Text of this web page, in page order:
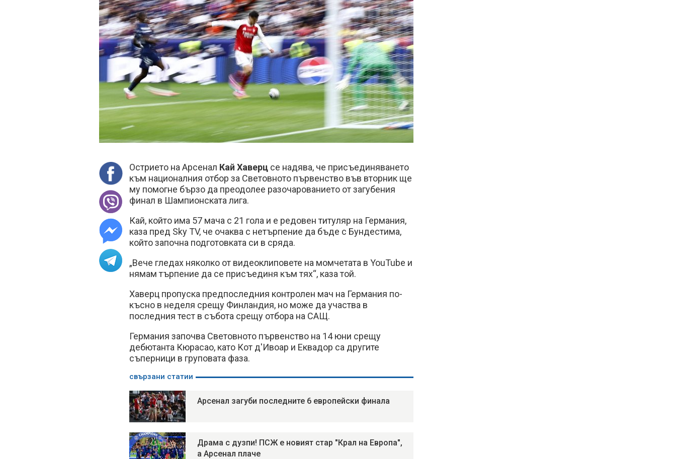
Острието на Арсенал Кай Хаверц се надява, че присъединяването
към националния отбор за Световното първенство във вторник ще
му помогне бързо да преодолее разочарованието от загубения
финал в Шампионската лига.
Кай, който има 57 мача с 21 гола и е редовен титуляр на Германия,
каза пред Sky TV, че очаква с нетърпение да бъде с Бундестима,
който започна подготовката си в сряда.
„Вече гледах няколко от видеоклиповете на момчетата в YouTube и
нямам търпение да се присъединя към тях“, каза той.
Хаверц пропуска предпоследния контролен мач на Германия по-
късно в неделя срещу Финландия, но може да участва в
последния тест в събота срещу отбора на САЩ.
Германия започва Световното първенство на 14 юни срещу
дебютанта Кюрасао, като Кот д'Ивоар и Еквадор са другите
съперници в груповата фаза.
свързани статии
Арсенал загуби последните 6 европейски финала
Драма с дузпи! ПСЖ е новият стар "Крал на Европа",
а Арсенал плаче